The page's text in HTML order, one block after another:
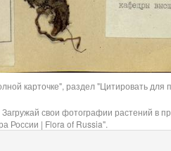
карточке", раздел "Цитировать для
свои фотографии растений в
России | Flora of Russia".